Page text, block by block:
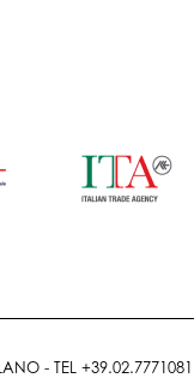
- TEL